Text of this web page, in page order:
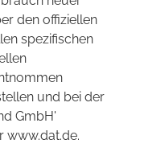
den offiziellen
spezifischen
und bei der
GmbH'
www.dat.de.